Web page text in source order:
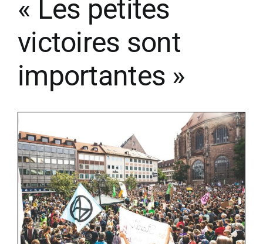
« Les petites
victoires sont
importantes »